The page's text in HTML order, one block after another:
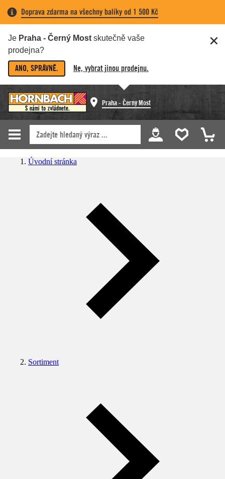
Doprava zdarma na všechny balíky od 1 500 Kč
Je Praha - Černý Most skutečně vaše
prodejna?
ANO, SPRÁVNĚ. Ne, vybrat jinou prodejnu.
Praha - Černý Most
Úvodní stránka
Sortiment